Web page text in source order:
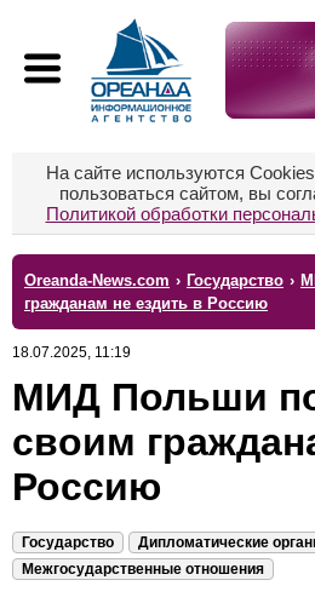
На сайте используются
пользоваться сайтом, вы
Политикой обработки
Oreanda-News.com › Государство ›
гражданам не ездить в Россию
18.07.2025, 11:19
МИД Польши
своим
Россию
Государство
Дипломатические
Межгосударственные отношения